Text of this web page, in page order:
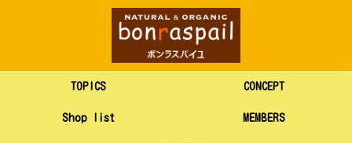
TOPICS CONCEPT
Shop list MEMBERS